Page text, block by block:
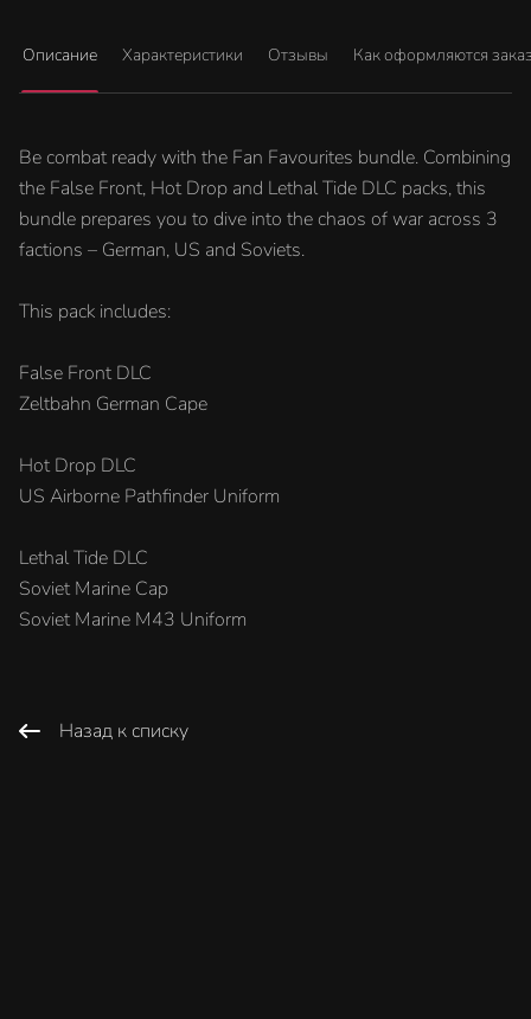
Описание Характеристики Отзывы Как оформляются
Be combat ready with the Fan Favourites bundle. Combining
the False Front, Hot Drop and Lethal Tide DLC packs, this
bundle prepares you to dive into the chaos of war across 3
factions – German, US and Soviets.
This pack includes:
False Front DLC
Zeltbahn German Cape
Hot Drop DLC
US Airborne Pathfinder Uniform
Lethal Tide DLC
Soviet Marine Cap
Soviet Marine M43 Uniform
Назад к списку